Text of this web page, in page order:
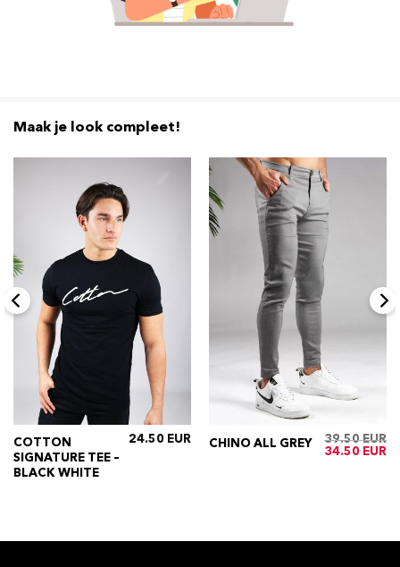
Maak je look compleet!
COTTON
SIGNATURE TEE –
BLACK WHITE
24.50 CHINO ALL GREY 39.50
34.50